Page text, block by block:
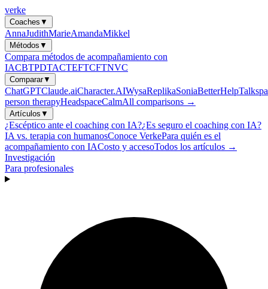
verke
Coaches ▼
AnnaJudithMarieAmandaMikkel
Métodos ▼
Compara métodos de acompañamiento con
IACBTPDTACTEFTCFTNVC
Comparar▼
ChatGPTClaude.aiCharacter.AIWysaReplikaSoniaBetterHelp
person therapyHeadspaceCalmAll comparisons →
Artículos ▼
¿Escéptico ante el coaching con IA?¿Es seguro el coaching con IA?
IA vs. terapia con humanosConoce VerkePara quién es el
acompañamiento con IACosto y accesoTodos los artículos →
Investigación
Para profesionales